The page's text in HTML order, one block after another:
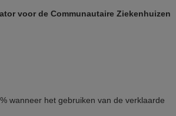
voor de Communautaire Ziekenhuizen
wanneer het gebruiken van de verklaarde